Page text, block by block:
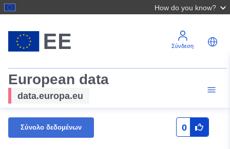
How do you know?
Σύνδεση
European data
data.europa.eu
Σύνολο δεδομένων 0